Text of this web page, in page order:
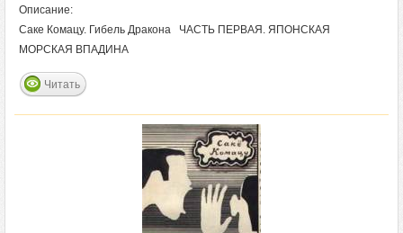
Описание:
Саке Комацу. Гибель Дракона ЧАСТЬ ПЕРВАЯ. ЯПОНСКАЯ
МОРСКАЯ ВПАДИНА
Читать